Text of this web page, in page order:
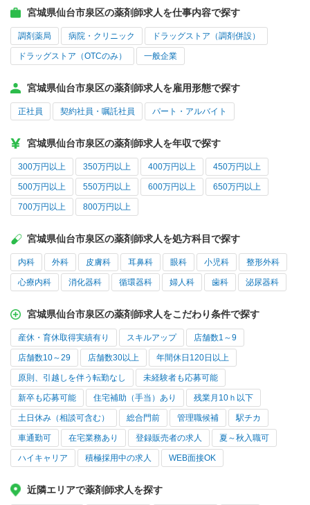
宮城県仙台市泉区の薬剤師求人を仕事内容で探す
調剤薬局 病院・クリニック ドラッグストア（調剤併設）
ドラッグストア（OTCのみ） 一般企業
宮城県仙台市泉区の薬剤師求人を雇用形態で探す
正社員 契約社員・嘱託社員 パート・アルバイト
宮城県仙台市泉区の薬剤師求人を年収で探す
300万円以上 350万円以上 400万円以上 450万円以上
500万円以上 550万円以上 600万円以上 650万円以上
700万円以上 800万円以上
宮城県仙台市泉区の薬剤師求人を処方科目で探す
内科 外科 皮膚科 耳鼻科 眼科 小児科 整形外科
心療内科 消化器科 循環器科 婦人科 歯科 泌尿器科
宮城県仙台市泉区の薬剤師求人をこだわり条件で探す
産休・育休取得実績有り スキルアップ 店舗数1～9
店舗数10～29 店舗数30以上 年間休日120日以上
原則、引越しを伴う転勤なし 未経験者も応募可能
新卒も応募可能 住宅補助（手当）あり 残業月10ｈ以下
土日休み（相談可含む） 総合門前 管理職候補 駅チカ
車通勤可 在宅業務あり 登録販売者の求人 夏～秋入職可
ハイキャリア 積極採用中の求人 WEB面接OK
近隣エリアで薬剤師求人を探す